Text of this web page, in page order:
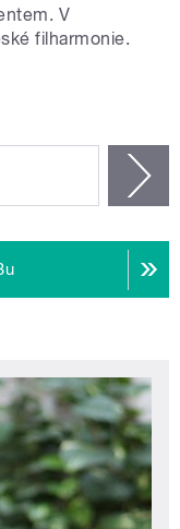
V
filharmonie.